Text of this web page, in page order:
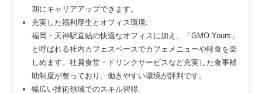
期にキャリアアップできます。
充実した福利厚生とオフィス環境:
福岡・天神駅直結の快適なオフィスに加え、「GMO Yours」
と呼ばれる社内カフェスペースでカフェメニューや軽食を楽
しめます。社員食堂・ドリンクサービスなど充実した食事補
助制度が整っており、働きやすい環境が評判です。
幅広い技術領域でのスキル習得: